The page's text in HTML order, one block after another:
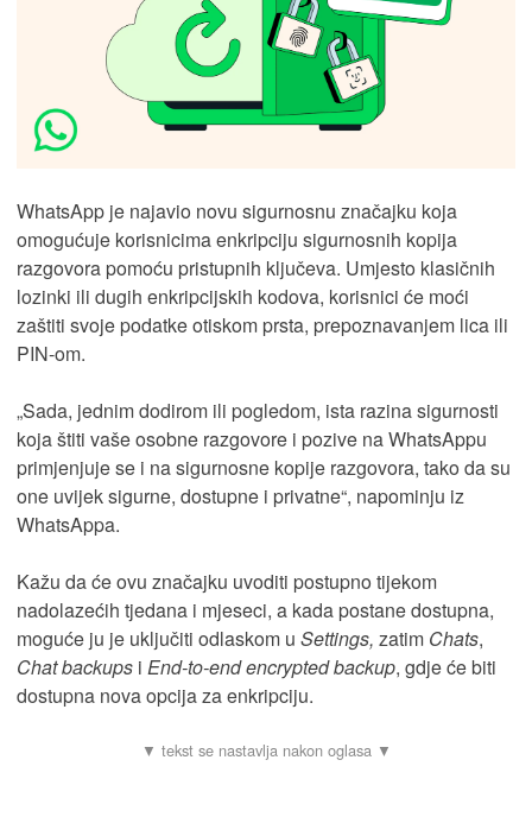
WhatsApp je najavio novu sigurnosnu značajku koja
omogućuje korisnicima enkripciju sigurnosnih kopija
razgovora pomoću pristupnih ključeva. Umjesto klasičnih
lozinki ili dugih enkripcijskih kodova, korisnici će moći
zaštiti svoje podatke otiskom prsta, prepoznavanjem lica ili
PIN-om.
„Sada, jednim dodirom ili pogledom, ista razina sigurnosti
koja štiti vaše osobne razgovore i pozive na WhatsAppu
primjenjuje se i na sigurnosne kopije razgovora, tako da su
one uvijek sigurne, dostupne i privatne“, napominju iz
WhatsAppa.
Kažu da će ovu značajku uvoditi postupno tijekom
nadolazećih tjedana i mjeseci, a kada postane dostupna,
moguće ju je uključiti odlaskom u Settings, zatim Chats,
Chat backups i End-to-end encrypted backup, gdje će biti
dostupna nova opcija za enkripciju.